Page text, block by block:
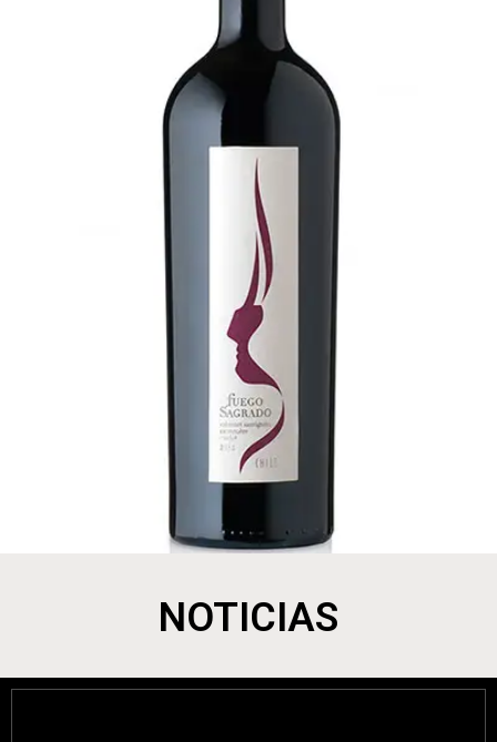
BLEND CABERNET SAUVIGNON
CARMENERE MERLOT
NOTICIAS